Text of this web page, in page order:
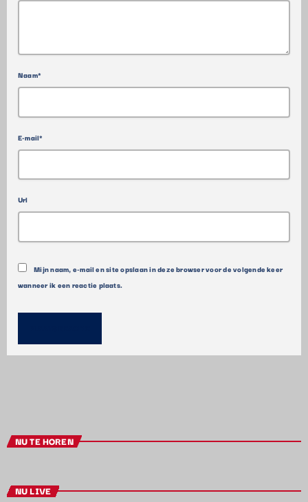
Naam*
E-mail*
Url
Mijn naam, e-mail en site opslaan in deze browser voor de volgende keer
wanneer ik een reactie plaats.
NU TE HOREN
NU LIVE